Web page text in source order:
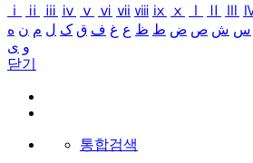
ⅰ
ⅱ ⅲ ⅳ ⅴ ⅵ ⅶ ⅷ ⅸ ⅹ
س ش ص ض ط ظ ع غ ف ق ک ل م ن ه
و ی
닫기
통합검색